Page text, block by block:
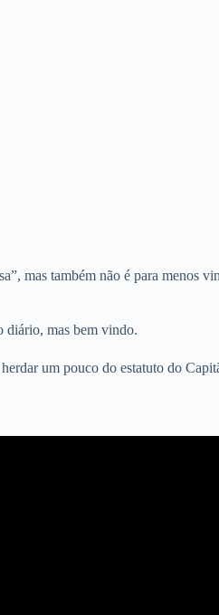
mas também não é para
diário, mas bem vindo.
um pouco do estatuto do